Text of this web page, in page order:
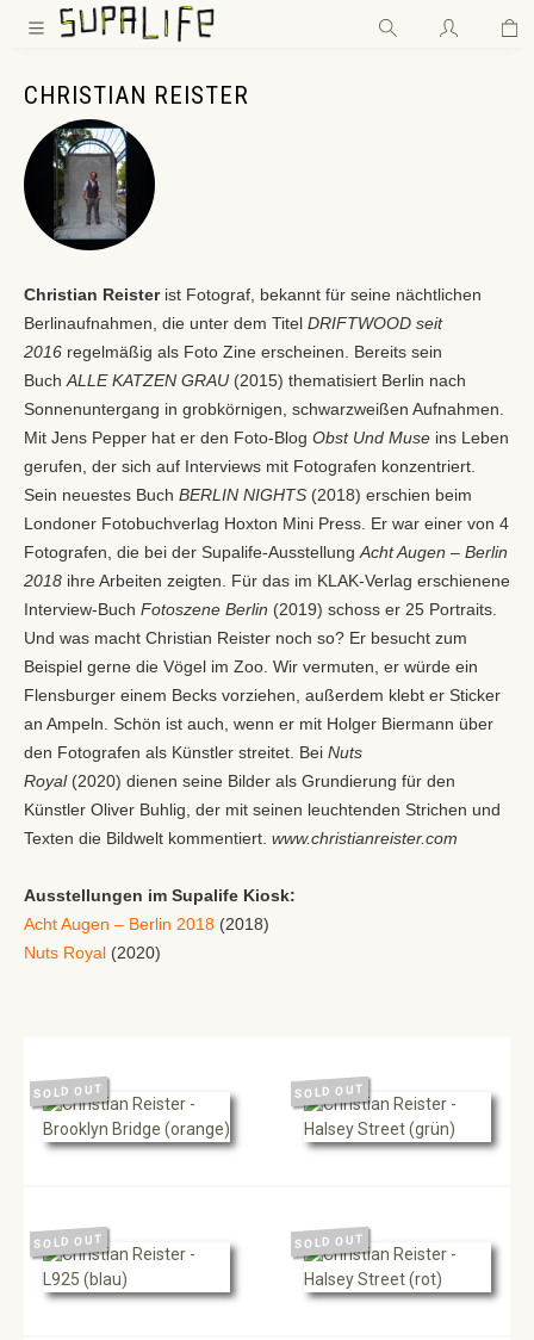
Zum Hauptinhalt springen
CHRISTIAN REISTER
Christian Reister ist Fotograf, bekannt für seine nächtlichen
Berlinaufnahmen, die unter dem Titel DRIFTWOOD seit
2016 regelmäßig als Foto Zine erscheinen. Bereits sein
Buch ALLE KATZEN GRAU (2015) thematisiert Berlin nach
Sonnenuntergang in grobkörnigen, schwarzweißen Aufnahmen.
Mit Jens Pepper hat er den Foto-Blog Obst Und Muse ins Leben
gerufen, der sich auf Interviews mit Fotografen konzentriert.
Sein neuestes Buch BERLIN NIGHTS (2018) erschien beim
Londoner Fotobuchverlag Hoxton Mini Press. Er war einer von 4
Fotografen, die bei der Supalife-Ausstellung Acht Augen – Berlin
2018 ihre Arbeiten zeigten. Für das im KLAK-Verlag erschienene
Interview-Buch Fotoszene Berlin (2019) schoss er 25 Portraits.
Und was macht Christian Reister noch so? Er besucht zum
Beispiel gerne die Vögel im Zoo. Wir vermuten, er würde ein
Flensburger einem Becks vorziehen, außerdem klebt er Sticker
an Ampeln. Schön ist auch, wenn er mit Holger Biermann über
den Fotografen als Künstler streitet. Bei Nuts
Royal (2020) dienen seine Bilder als Grundierung für den
Künstler Oliver Buhlig, der mit seinen leuchtenden Strichen und
Texten die Bildwelt kommentiert. www.christianreister.com
Ausstellungen im Supalife Kiosk:
Acht Augen – Berlin 2018 (2018)
Nuts Royal (2020)
SOLD OUT SOLD OUT
SOLD OUT SOLD OUT